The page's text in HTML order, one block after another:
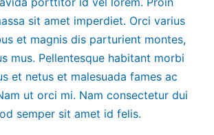
sit amet imperdiet. Orci varius
et magnis dis parturient montes,
mus. Pellentesque habitant morbi
et netus et malesuada fames ac
ut orci mi. Nam consectetur dui
semper sit amet id felis.